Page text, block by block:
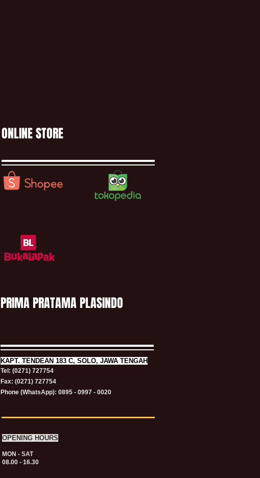
ONLINE STORE
PRIMA PRATAMA PLASINDO
OPENING HOURS
MON - SAT
08.00 - 16.30
KAPT. TENDEAN 183 C, SOLO, JAWA TENGAH
Tel: (0271) 727754
Fax: (0271) 727754
Phone (WhatsApp): 0895 - 0997 - 0020